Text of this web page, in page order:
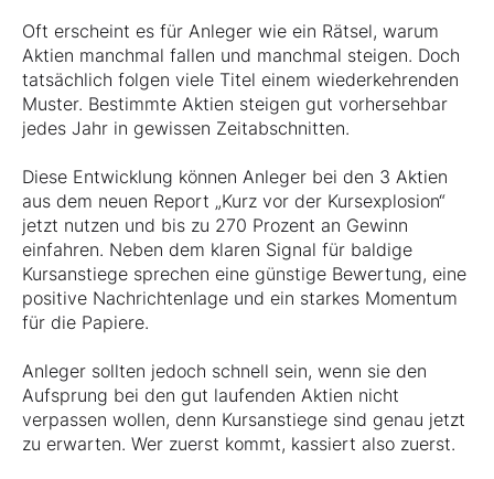
Oft erscheint es für Anleger wie ein Rätsel, warum
Aktien manchmal fallen und manchmal steigen. Doch
tatsächlich folgen viele Titel einem wiederkehrenden
Muster. Bestimmte Aktien steigen gut vorhersehbar
jedes Jahr in gewissen Zeitabschnitten.
Diese Entwicklung können Anleger bei den 3 Aktien
aus dem neuen Report „Kurz vor der Kursexplosion“
jetzt nutzen und bis zu 270 Prozent an Gewinn
einfahren. Neben dem klaren Signal für baldige
Kursanstiege sprechen eine günstige Bewertung, eine
positive Nachrichtenlage und ein starkes Momentum
für die Papiere.
Anleger sollten jedoch schnell sein, wenn sie den
Aufsprung bei den gut laufenden Aktien nicht
verpassen wollen, denn Kursanstiege sind genau jetzt
zu erwarten. Wer zuerst kommt, kassiert also zuerst.